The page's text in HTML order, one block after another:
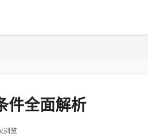
件全面解析
浏览